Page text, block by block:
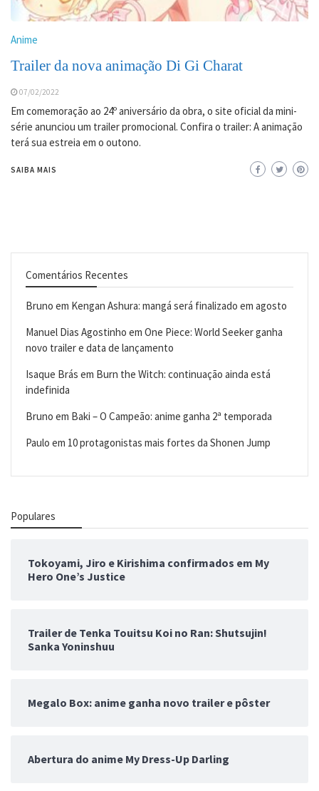
Anime
Trailer da nova animação Di Gi Charat
07/02/2022
Em comemoração ao 24º aniversário da obra, o site oficial da mini-
série anunciou um trailer promocional. Confira o trailer: A animação
terá sua estreia em o outono.
SAIBA MAIS
Comentários Recentes
Bruno em Kengan Ashura: mangá será finalizado em agosto
Manuel Dias Agostinho em One Piece: World Seeker ganha
novo trailer e data de lançamento
Isaque Brás em Burn the Witch: continuação ainda está
indefinida
Bruno em Baki – O Campeão: anime ganha 2ª temporada
Paulo em 10 protagonistas mais fortes da Shonen Jump
Populares
Tokoyami, Jiro e Kirishima confirmados em My
Hero One’s Justice
Trailer de Tenka Touitsu Koi no Ran: Shutsujin!
Sanka Yoninshuu
Megalo Box: anime ganha novo trailer e pôster
Abertura do anime My Dress-Up Darling